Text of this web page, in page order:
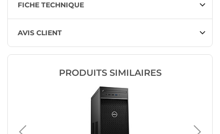
FICHE TECHNIQUE
AVIS CLIENT
PRODUITS SIMILAIRES